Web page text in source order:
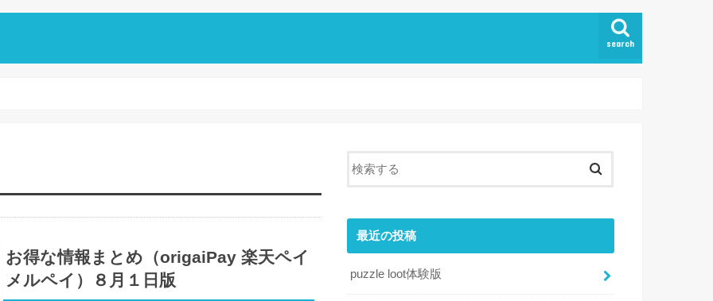
search
お得な情報まとめ（origaiPay 楽天ペイ
メルペイ）８月１日版
最近の投稿
puzzle loot体験版